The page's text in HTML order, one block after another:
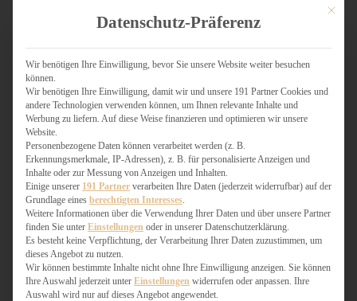
KUCHEN
LOW CARB & GESÜNDER
MY AMERICAN BAKERY
SCHOKOLADIGES
SÜSSES HAUPTGERICHT
TÖRTCHEN
VEGAN SÜSS
WEIHNACHTSBÄCKEREI
HERZHAFT
BURGER & SANDWICHES
FIX AUF DEM TISCH
Mit
Datenschutz-Präferenz
Wir benötigen Ihre Einwilligung, bevor Sie unsere Website weiter besuchen
können.
Wir benötigen Ihre Einwilligung, damit wir und unsere 191 Partner Cookies und
andere Technologien verwenden können, um Ihnen relevante Inhalte und
Werbung zu liefern. Auf diese Weise finanzieren und optimieren wir unsere
Website.
Personenbezogene Daten können verarbeitet werden (z. B.
Erkennungsmerkmale, IP-Adressen), z. B. für personalisierte Anzeigen und
Inhalte oder zur Messung von Anzeigen und Inhalten.
Einige unserer 191 Partner verarbeiten Ihre Daten (jederzeit widerrufbar) auf der
Grundlage eines berechtigten Interesses
Weitere Informationen über die Verwendung Ihrer Daten und über unsere Partner
finden Sie unter Einstellungen oder in unserer Datenschutzerklärung.
Es besteht keine Verpflichtung, der Verarbeitung Ihrer Daten zuzustimmen, um
dieses Angebot zu nutzen.
Wir können bestimmte Inhalte nicht ohne Ihre Einwilligung anzeigen. Sie können
Ihre Auswahl jederzeit unter Einstellungen widerrufen oder anpassen. Ihre
Auswahl wird nur auf dieses Angebot angewendet.